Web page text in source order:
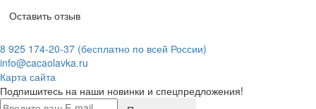
Оставить отзыв
8 925 174-20-37 (бесплатно по всей России)
info@cacaolavka.ru
Карта сайта
Подпишитесь на наши новинки и спецпредложения!